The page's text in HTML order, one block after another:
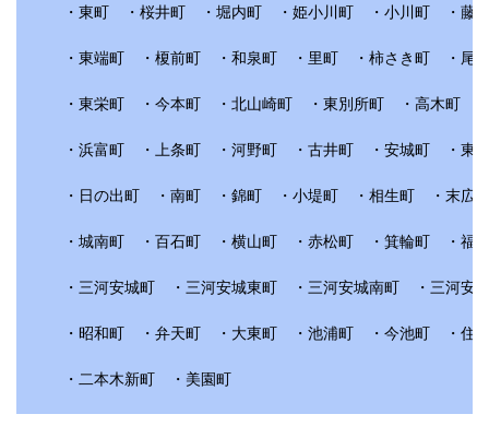
・東町 ・桜井町 ・堀内町 ・姫小川町 ・小川町 ・藤井
・東端町 ・榎前町 ・和泉町 ・里町 ・柿さき町 ・尾崎
・東栄町 ・今本町 ・北山崎町 ・東別所町 ・高木町 ・
・浜富町 ・上条町 ・河野町 ・古井町 ・安城町 ・東明
・日の出町 ・南町 ・錦町 ・小堤町 ・相生町 ・末広
・城南町 ・百石町 ・横山町 ・赤松町 ・箕輪町 ・福釜
・三河安城町 ・三河安城東町 ・三河安城南町 ・三河安
・昭和町 ・弁天町 ・大東町 ・池浦町 ・今池町 ・住
・二本木新町 ・美園町